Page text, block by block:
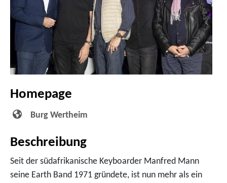
Homepage
Burg Wertheim
Beschreibung
Seit der südafrikanische Keyboarder Manfred Mann
seine Earth Band 1971 gründete, ist nun mehr als ein